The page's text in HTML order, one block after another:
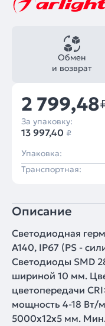
Обмен
и возврат
2 799,48
За упаковку:
13 997,40 ₽
Упаковка:
Транспортная:
Описание
Светодиодная
A140, IP67 (PS -
Светодиоды SMD
шириной 10 мм.
цветопередачи
мощность 4-18 Вт/
5000x12x5 мм.